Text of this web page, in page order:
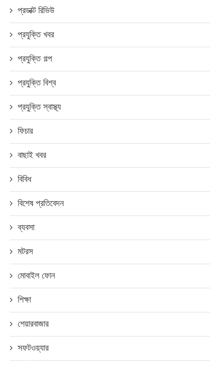
প্রডাক্ট রিভিউ
প্রযুক্তি খবর
প্রযুক্তি গল্প
প্রযুক্তি বিশ্ব
প্রযুক্তি স্বাস্থ্য
ফিচার
বাছাই খবর
বিবিধ
বিশেষ প্রতিবেদন
ব্যবসা
মটরস
মোবাইল ফোন
শিক্ষা
শেয়ারবাজার
সফটওয়্যার